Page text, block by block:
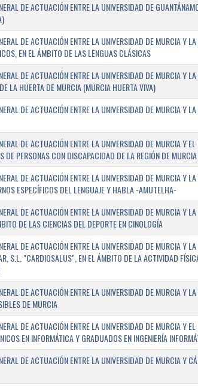
DE ACTUACIÓN ENTRE LA UNIVERSIDAD DE
DE ACTUACIÓN ENTRE LA UNIVERSIDAD DE MURCIA Y
EN EL ÁMBITO DE LAS LENGUAS CLÁSICAS
DE ACTUACIÓN ENTRE LA UNIVERSIDAD DE MURCIA Y
LA HUERTA DE MURCIA (MURCIA HUERTA VIVA)
DE ACTUACIÓN ENTRE LA UNIVERSIDAD DE MURCIA Y
DE ACTUACIÓN ENTRE LA UNIVERSIDAD DE MURCIA Y
DE PERSONAS CON DISCAPACIDAD DE LA REGIÓN DE
DE ACTUACIÓN ENTRE LA UNIVERSIDAD DE MURCIA Y
ESPECÍFICOS DEL LENGUAJE Y HABLA -AMUTELHA-
DE ACTUACIÓN ENTRE LA UNIVERSIDAD DE MURCIA Y
DE LAS CIENCIAS DEL DEPORTE EN CINOLOGÍA
DE ACTUACIÓN ENTRE LA UNIVERSIDAD DE MURCIA Y
S.L. "CARDIOSALUS", EN EL ÁMBITO DE LA ACTIVIDAD
DE ACTUACIÓN ENTRE LA UNIVERSIDAD DE MURCIA Y
DE MURCIA
DE ACTUACIÓN ENTRE LA UNIVERSIDAD DE MURCIA Y
EN INFORMÁTICA Y GRADUADOS EN INGENIERÍA
DE ACTUACIÓN ENTRE LA UNIVERSIDAD DE MURCIA Y